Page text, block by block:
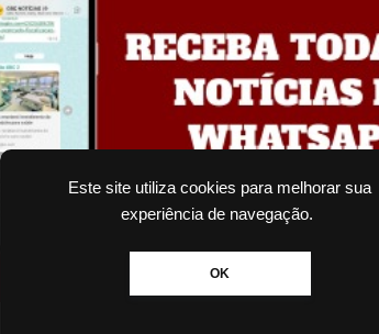
Este site utiliza cookies para melhorar sua
experiência de navegação.
OK